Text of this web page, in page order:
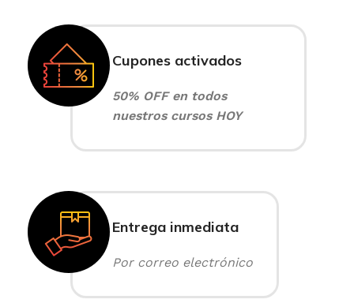
Cupones activados
50% OFF en todos
nuestros cursos HOY
Entrega inmediata
Por correo electrónico